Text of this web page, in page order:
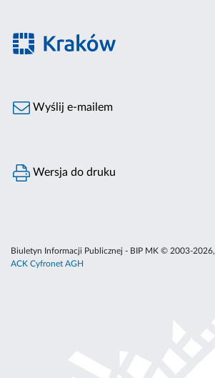
Wyślij e-mailem
Wersja do druku
Biuletyn Informacji Publicznej - BIP MK © 2003-2026,
ACK Cyfronet AGH